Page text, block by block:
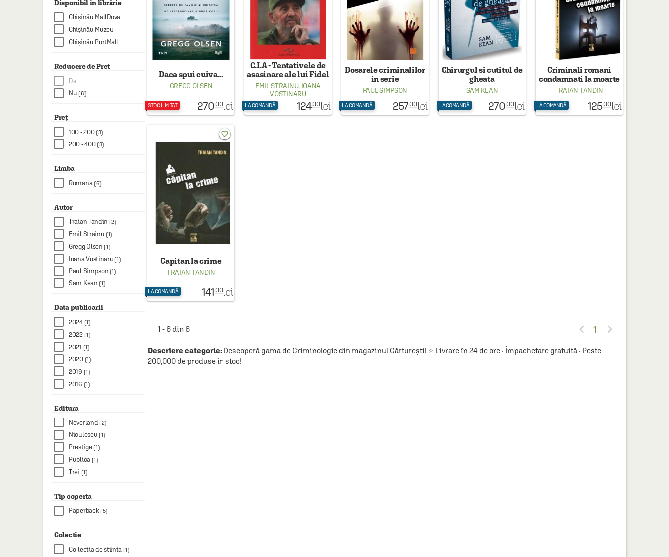
HAINE SI ACCESORII
BOARD GAMES
JOCURI SI JUCARII
COSMETICE
DISNEY
CURSURI LIMBI STRAINE
PROMOȚII ȘI SELECȚII
Disponibil în librărie
Chișinău MallDova
Chișinău Muzeu
Chișinău PortMall
Reducere de Pret
Da
Nu (6)
Preț
100 - 200 (3)
200 - 400 (3)
Limba
Romana (6)
Autor
Traian Tandin (2)
Emil Strainu (1)
Gregg Olsen (1)
Ioana Vostinaru (1)
Paul Simpson (1)
Sam Kean (1)
Data publicarii
2024 (1)
2022 (1)
2021 (1)
2020 (1)
2019 (1)
2016 (1)
Editura
Neverland (2)
Niculescu (1)
Prestige (1)
Publica (1)
Trei (1)
Tip coperta
Paperback (5)
Colectie
Co-lectia de stiinta (1)
Daca spui cuiva...
GREGG OLSEN
STOC LIMITAT 270.00 lei
C.I.A - Tentativele de
asasinare ale lui Fidel
Castro Ruz
EMIL STRAINU, IOANA
VOSTINARU
LA COMANDĂ 124.00 lei
Dosarele criminalilor
in serie
PAUL SIMPSON
LA COMANDĂ 257.00 lei
Chirurgul si cutitul de
gheata
SAM KEAN
LA COMANDĂ 270.00 lei
Criminali romani
condamnati la moarte
TRAIAN TANDIN
LA COMANDĂ 125.00 lei
Capitan la crime
TRAIAN TANDIN
LA COMANDĂ 141.00 lei
favorite_border
1 - 6 din 6  1 
Descriere categorie: Descoperă gama de Criminologie din magazinul Cărturești! ⭐ Livrare în 24 de ore · Împachetare gratuită · Peste
200,000 de produse în stoc!